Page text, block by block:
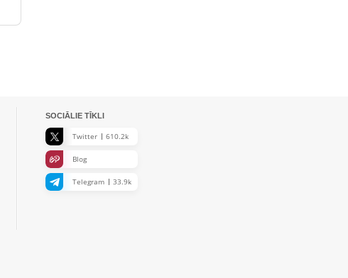
SOCIĀLIE TĪKLI
Twitter 610.2k
Blog
Telegram 33.9k